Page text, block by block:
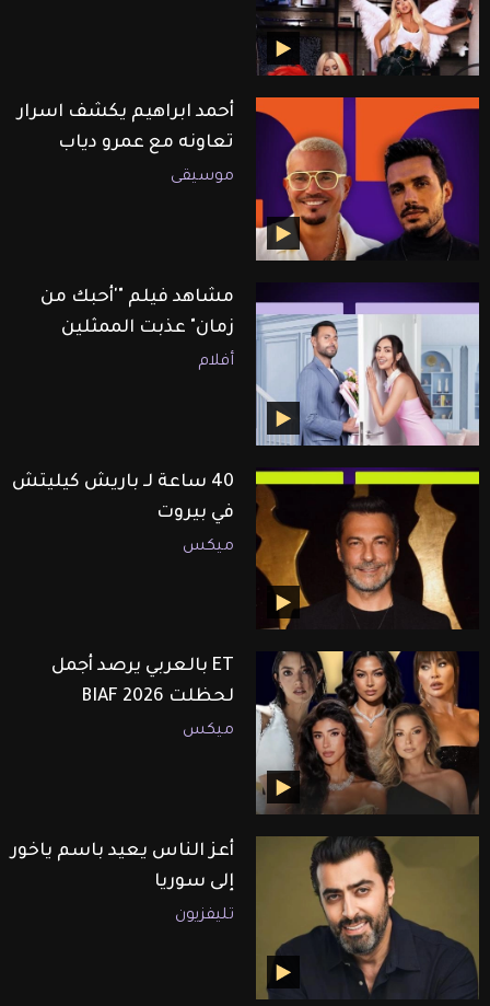
أحمد ابراهيم يكشف اسرار
تعاونه مع عمرو دياب
موسيقى
مشاهد فيلم "'أحبك من
زمان" عذبت الممثلين
أفلام
40 ساعة لـ باريش كيليتش
في بيروت
ميكس
ET بالعربي يرصد أجمل
لحظلت BIAF 2026
ميكس
أعز الناس يعيد باسم ياخور
إلى سوريا
تليفزيون